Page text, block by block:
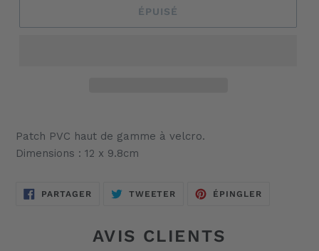
ÉPUISÉ
à
panier
Patch PVC haut de gamme à velcro.
Dimensions : 12 x 9.8cm
PARTAGERPARTAGERTWEETER TWEETERÉPINGLER
AVIS CLIENTS